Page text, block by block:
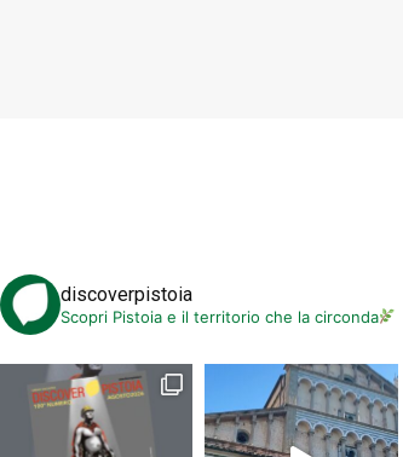
discoverpistoia
Scopri Pistoia e il territorio che la circonda